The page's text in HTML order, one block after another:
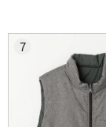
7